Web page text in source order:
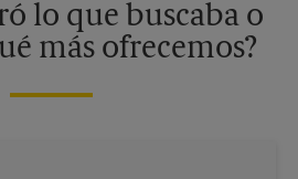
lo que buscaba o
más ofrecemos?